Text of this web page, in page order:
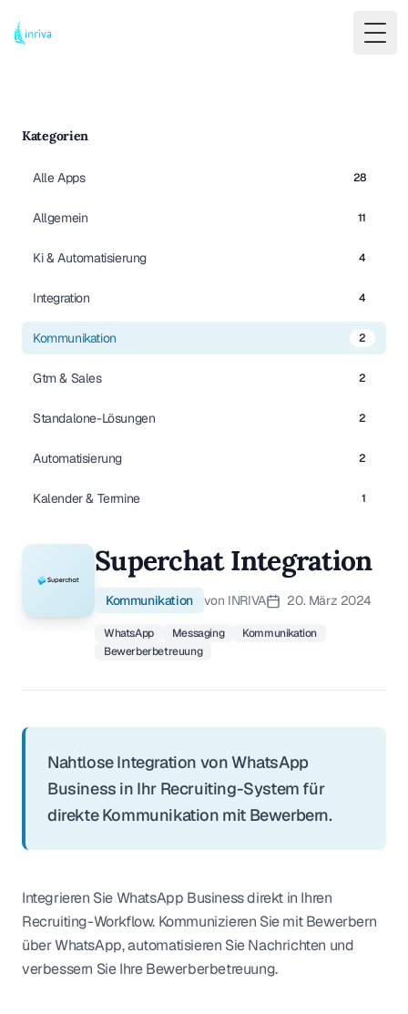
Kategorien
Alle Apps 28
Allgemein 11
Ki & Automatisierung 4
Integration 4
Kommunikation 2
Gtm & Sales 2
Standalone-Lösungen 2
Automatisierung 2
Kalender & Termine 1
Superchat Integration
Kommunikation von INRIVA 20. März 2024
WhatsApp Messaging
Kommunikation
Bewerberbetreuung
Nahtlose Integration von WhatsApp
Business in Ihr Recruiting-System für
direkte Kommunikation mit Bewerbern.
Integrieren Sie WhatsApp Business direkt in Ihren
Recruiting-Workflow. Kommunizieren Sie mit Bewerbern
über WhatsApp, automatisieren Sie Nachrichten und
verbessern Sie Ihre Bewerberbetreuung.